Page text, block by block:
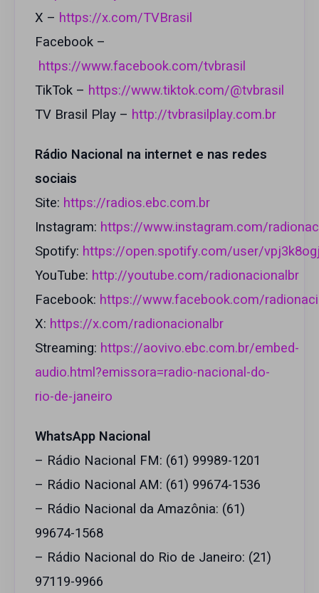
X – https://x.com/TVBrasil
Facebook –
https://www.facebook.com/tvbrasil
TikTok – https://www.tiktok.com/@tvbrasil
TV Brasil Play – http://tvbrasilplay.com.br
Rádio Nacional na internet e nas redes
sociais
Site: https://radios.ebc.com.br
Instagram: https://www.instagram.com/
Spotify: https://open.spotify.com/user/
YouTube: http://youtube.com/radionacionalbr
Facebook: https://www.facebook.com/
X: https://x.com/radionacionalbr
Streaming: https://aovivo.ebc.com.br/embed-
audio.html?emissora=radio-nacional-do-
rio-de-janeiro
WhatsApp Nacional
– Rádio Nacional FM: (61) 99989-1201
– Rádio Nacional AM: (61) 99674-1536
– Rádio Nacional da Amazônia: (61)
99674-1568
– Rádio Nacional do Rio de Janeiro: (21)
97119-9966